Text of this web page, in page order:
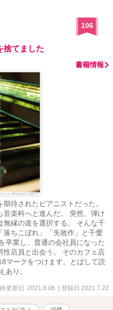
106
捨てました
書籍情報
待されたピアニストだった。
楽科へと進んだ。 突然、弾け
無縁の道を選択する。 そんな千
ちこぼれ」「失敗作」と千愛
卒業し、普通の会社員になった
店員と出会う。 そのカフェ店
ークをつけます。とばして読
あり。
更新日 2021.8.06 | 登録日 2021.7.22